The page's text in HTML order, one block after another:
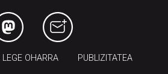
LEGE OHARRA PUBLIZITATEA